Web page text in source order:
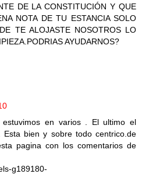
DE LA CONSTITUCIÓN Y QUE
NOTA DE TU ESTANCIA SOLO
TE ALOJASTE NOSOTROS LO
AYUDARNOS?
estuvimos en varios . El ultimo el
Esta bien y sobre todo centrico.de
pagina con los comentarios de
g189180-